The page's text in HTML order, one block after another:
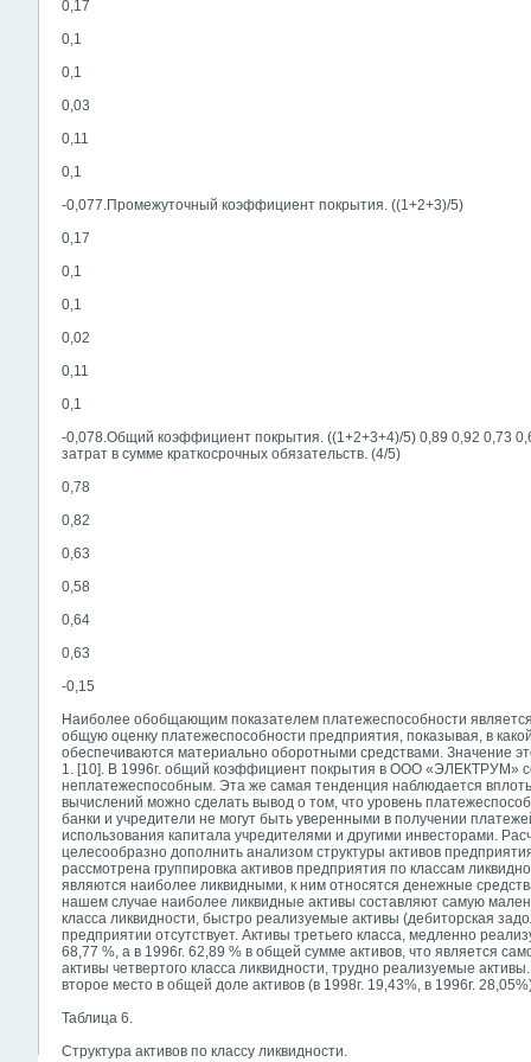
0,17
0,1
0,1
0,03
0,11
0,1
-0,077.Промежуточный коэффициент покрытия. ((1+2+3)/5)
0,17
0,1
0,1
0,02
0,11
0,1
-0,078.Общий коэффициент покрытия. ((1+2+3+4)/5) 0,89 0,92 0,73
затрат в сумме краткосрочных обязательств. (4/5)
0,78
0,82
0,63
0,58
0,64
0,63
-0,15
Наиболее обобщающим показателем платежеспособности
общую оценку платежеспособности предприятия, показывая, в
обеспечиваются материально оборотными средствами. Значение
1. [10]. В 1996г. общий коэффициент покрытия в ООО «ЭЛЕКТРУМ»
неплатежеспособным. Эта же самая тенденция наблюдается
вычислений можно сделать вывод о том, что уровень
банки и учредители не могут быть уверенными в получении
использования капитала учредителями и другими инвесторами.
целесообразно дополнить анализом структуры активов
рассмотрена группировка активов предприятия по классам
являются наиболее ликвидными, к ним относятся денежные
нашем случае наиболее ликвидные активы составляют самую
класса ликвидности, быстро реализуемые активы (дебиторская
предприятии отсутствует. Активы третьего класса, медленно
68,77 %, а в 1996г. 62,89 % в общей сумме активов, что является
активы четвертого класса ликвидности, трудно реализуемые
второе место в общей доле активов (в 1998г. 19,43%, в 1996г.
Таблица 6.
Структура активов по классу ликвидности.